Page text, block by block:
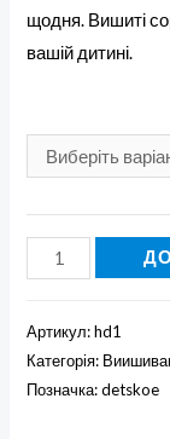
щодня. Вишиті
вашій дитині.
Вишита
сорочка
хлопчика
'Світанок'
Артикул:hd1
Категорія:
Позначка:detskoe